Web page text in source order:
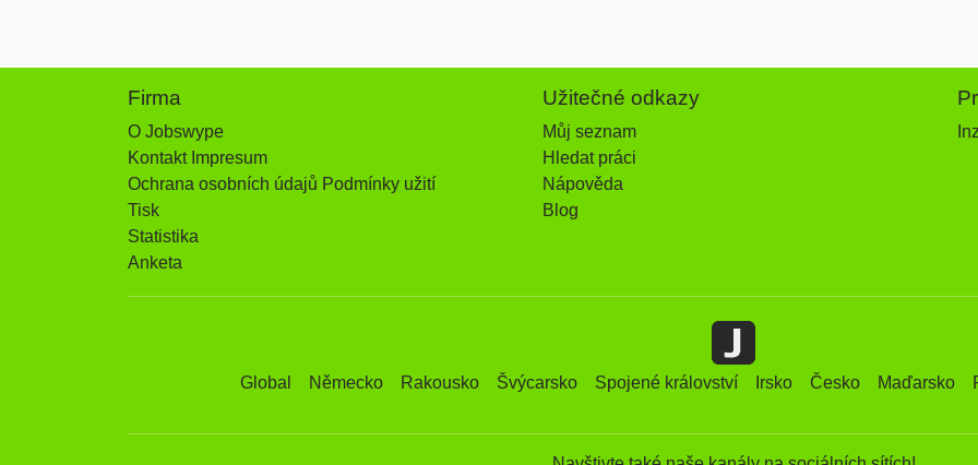
Firma
O Jobswype
Kontakt Impresum
Ochrana osobních údajů Podmínky užití
Tisk
Statistika
Anketa
Užitečné odkazy
Můj seznam
Hledat práci
Nápověda
Blog
Global Německo Rakousko Švýcarsko Spojené království Irsko Česko Maďarsko